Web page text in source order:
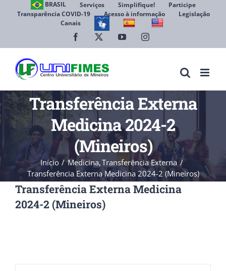
BRASIL Serviços Simplifique!
Participe
Transparência COVID-19
Acesso à informação
Legislação
Canais
Facebook YouTubeInstagram
Transferência Externa
Medicina 2024-2
(Mineiros)
Início Medicina Transferência Externa
Transferência Externa Medicina 2024-2 (Mineiros)
Transferência Externa Medicina
2024-2 (Mineiros)